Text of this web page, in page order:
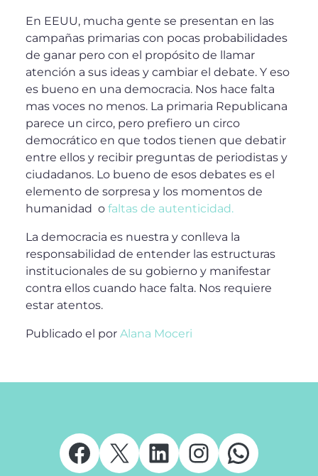
En EEUU, mucha gente se presentan en las
campañas primarias con pocas probabilidades
de ganar pero con el propósito de llamar
atención a sus ideas y cambiar el debate. Y eso
es bueno en una democracia. Nos hace falta
mas voces no menos. La primaria Republicana
parece un circo, pero prefiero un circo
democrático en que todos tienen que debatir
entre ellos y recibir preguntas de periodistas y
ciudadanos. Lo bueno de esos debates es el
elemento de sorpresa y los momentos de
humanidad o faltas de autenticidad.
La democracia es nuestra y conlleva la
responsabilidad de entender las estructuras
institucionales de su gobierno y manifestar
contra ellos cuando hace falta. Nos requiere
estar atentos.
Publicado el por Alana Moceri
Facebook
X LinkedIn
Instagram